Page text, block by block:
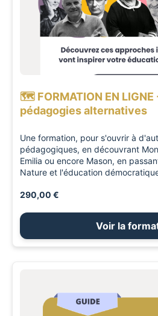
🗺️ FORMATION EN
pédagogies alternatives
Une formation, pour s'ouvrir à
pédagogiques, en découvrant
Emilia ou encore Mason, en
Nature et l'éducation
290,00 €
Voir la